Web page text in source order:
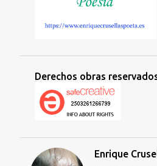
Derechos obras
Enrique